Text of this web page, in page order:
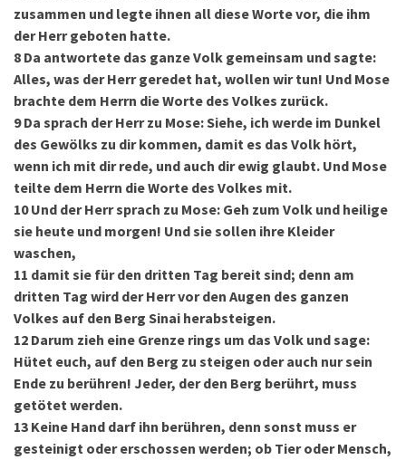
zusammen und legte ihnen all diese Worte vor, die ihm
der Herr geboten hatte.
8 Da antwortete das ganze Volk gemeinsam und sagte:
Alles, was der Herr geredet hat, wollen wir tun! Und Mose
brachte dem Herrn die Worte des Volkes zurück.
9 Da sprach der Herr zu Mose: Siehe, ich werde im Dunkel
des Gewölks zu dir kommen, damit es das Volk hört,
wenn ich mit dir rede, und auch dir ewig glaubt. Und Mose
teilte dem Herrn die Worte des Volkes mit.
10 Und der Herr sprach zu Mose: Geh zum Volk und heilige
sie heute und morgen! Und sie sollen ihre Kleider
waschen,
11 damit sie für den dritten Tag bereit sind; denn am
dritten Tag wird der Herr vor den Augen des ganzen
Volkes auf den Berg Sinai herabsteigen.
12 Darum zieh eine Grenze rings um das Volk und sage:
Hütet euch, auf den Berg zu steigen oder auch nur sein
Ende zu berühren! Jeder, der den Berg berührt, muss
getötet werden.
13 Keine Hand darf ihn berühren, denn sonst muss er
gesteinigt oder erschossen werden; ob Tier oder Mensch,